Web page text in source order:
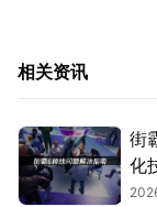
相关资讯
街
化